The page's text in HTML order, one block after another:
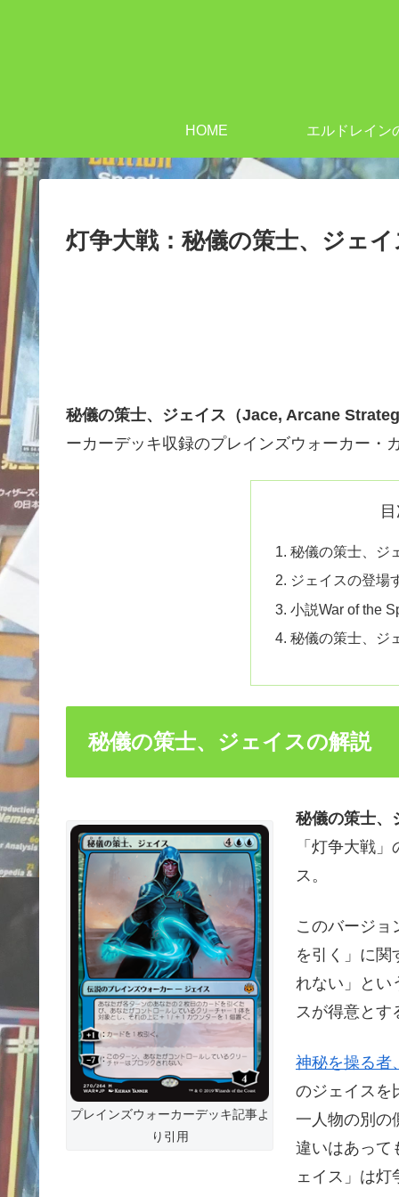
HOME エルドレイン
灯争大戦：秘儀の策士、ジェ
秘儀の策士、ジェイス（Jace, Arcane
ーカーデッキ収録のプレインズウォーカー・
秘儀の策士、ジ
ジェイスの登場
小説War of the
秘儀の策士、ジ
秘儀の策士、ジェイスの解説
プレインズウォーカーデッキ記事よ
り引用
秘儀の策士
「灯争大戦
ス。
このバージョ
を引く」に関
れない」とい
スが得意とす
神秘を操る者
のジェイスを
一人物の別の
違いはあって
ェイス」は